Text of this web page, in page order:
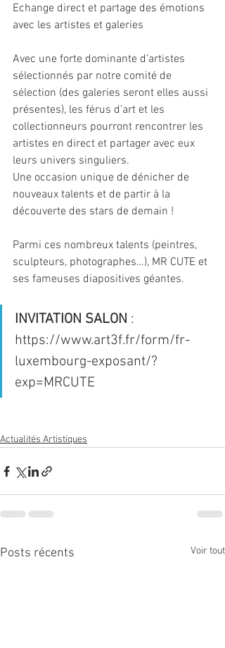
Echange direct et partage des émotions
avec les artistes et galeries
Avec une forte dominante d’artistes
sélectionnés par notre comité de
sélection (des galeries seront elles aussi
présentes), les férus d’art et les
collectionneurs pourront rencontrer les
artistes en direct et partager avec eux
leurs univers singuliers.
Une occasion unique de dénicher de
nouveaux talents et de partir à la
découverte des stars de demain !
Parmi ces nombreux talents (peintres,
sculpteurs, photographes…), MR CUTE et
ses fameuses diapositives géantes.
INVITATION SALON :
https://www.art3f.fr/form/fr-
luxembourg-exposant/?
exp=MRCUTE
Actualités Artistiques
Posts récents Voir tout